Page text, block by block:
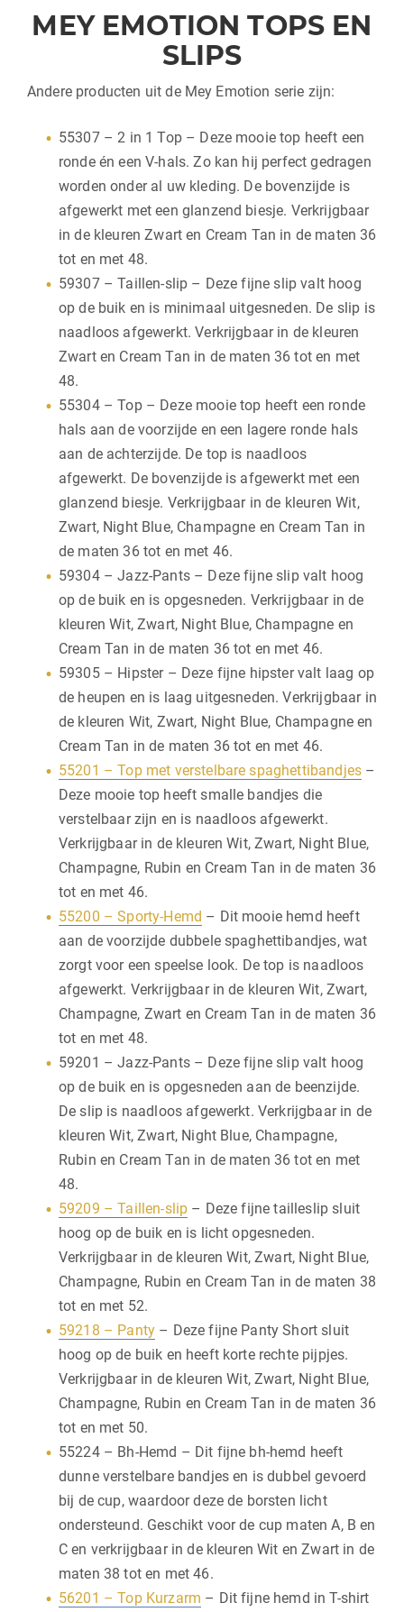
MEY EMOTION TOPS EN
SLIPS
Andere producten uit de Mey Emotion serie zijn:
55307 – 2 in 1 Top – Deze mooie top heeft een
ronde én een V-hals. Zo kan hij perfect gedragen
worden onder al uw kleding. De bovenzijde is
afgewerkt met een glanzend biesje. Verkrijgbaar
in de kleuren Zwart en Cream Tan in de maten 36
tot en met 48.
59307 – Taillen-slip – Deze fijne slip valt hoog
op de buik en is minimaal uitgesneden. De slip is
naadloos afgewerkt. Verkrijgbaar in de kleuren
Zwart en Cream Tan in de maten 36 tot en met
48.
55304 – Top – Deze mooie top heeft een ronde
hals aan de voorzijde en een lagere ronde hals
aan de achterzijde. De top is naadloos
afgewerkt. De bovenzijde is afgewerkt met een
glanzend biesje. Verkrijgbaar in de kleuren Wit,
Zwart, Night Blue, Champagne en Cream Tan in
de maten 36 tot en met 46.
59304 – Jazz-Pants – Deze fijne slip valt hoog
op de buik en is opgesneden. Verkrijgbaar in de
kleuren Wit, Zwart, Night Blue, Champagne en
Cream Tan in de maten 36 tot en met 46.
59305 – Hipster – Deze fijne hipster valt laag op
de heupen en is laag uitgesneden. Verkrijgbaar in
de kleuren Wit, Zwart, Night Blue, Champagne en
Cream Tan in de maten 36 tot en met 46.
55201 – Top met verstelbare spaghettibandjes –
Deze mooie top heeft smalle bandjes die
verstelbaar zijn en is naadloos afgewerkt.
Verkrijgbaar in de kleuren Wit, Zwart, Night Blue,
Champagne, Rubin en Cream Tan in de maten 36
tot en met 46.
55200 – Sporty-Hemd – Dit mooie hemd heeft
aan de voorzijde dubbele spaghettibandjes, wat
zorgt voor een speelse look. De top is naadloos
afgewerkt. Verkrijgbaar in de kleuren Wit, Zwart,
Champagne, Zwart en Cream Tan in de maten 36
tot en met 48.
59201 – Jazz-Pants – Deze fijne slip valt hoog
op de buik en is opgesneden aan de beenzijde.
De slip is naadloos afgewerkt. Verkrijgbaar in de
kleuren Wit, Zwart, Night Blue, Champagne,
Rubin en Cream Tan in de maten 36 tot en met
48.
59209 – Taillen-slip – Deze fijne tailleslip sluit
hoog op de buik en is licht opgesneden.
Verkrijgbaar in de kleuren Wit, Zwart, Night Blue,
Champagne, Rubin en Cream Tan in de maten 38
tot en met 52.
59218 – Panty – Deze fijne Panty Short sluit
hoog op de buik en heeft korte rechte pijpjes.
Verkrijgbaar in de kleuren Wit, Zwart, Night Blue,
Champagne, Rubin en Cream Tan in de maten 36
tot en met 50.
55224 – Bh-Hemd – Dit fijne bh-hemd heeft
dunne verstelbare bandjes en is dubbel gevoerd
bij de cup, waardoor deze de borsten licht
ondersteund. Geschikt voor de cup maten A, B en
C en verkrijgbaar in de kleuren Wit en Zwart in de
maten 38 tot en met 46.
56201 – Top Kurzarm – Dit fijne hemd in T-shirt